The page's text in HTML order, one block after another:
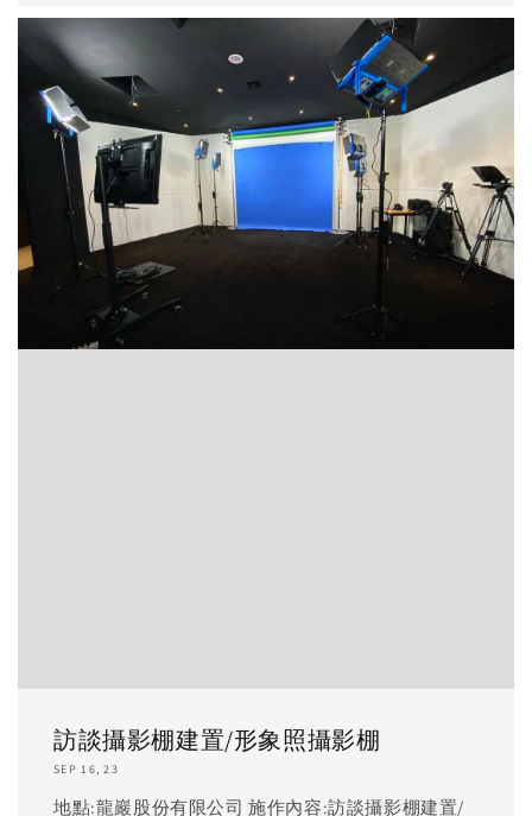
訪談攝影棚建置/形象照攝影棚
SEP 16, 23
地點:龍巖股份有限公司 施作內容:訪談攝影棚建置/